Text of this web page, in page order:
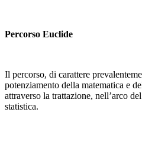
Percorso Euclide
Il percorso, di carattere
potenziamento della matematica e
attraverso la trattazione, nell’arco
statistica.